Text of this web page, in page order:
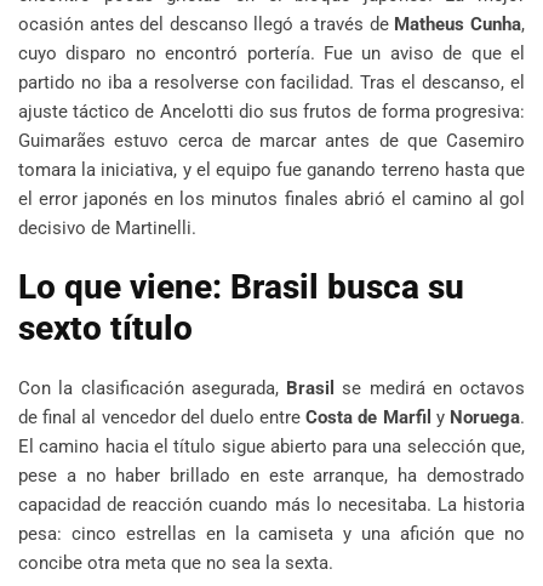
ocasión antes del descanso llegó a través de Matheus Cunha,
cuyo disparo no encontró portería. Fue un aviso de que el
partido no iba a resolverse con facilidad. Tras el descanso, el
ajuste táctico de Ancelotti dio sus frutos de forma progresiva:
Guimarães estuvo cerca de marcar antes de que Casemiro
tomara la iniciativa, y el equipo fue ganando terreno hasta que
el error japonés en los minutos finales abrió el camino al gol
decisivo de Martinelli.
Lo que viene: Brasil busca su
sexto título
Con la clasificación asegurada, Brasil
se medirá en octavos
de final al vencedor del duelo entreCosta de Marfil y Noruega.
El camino hacia el título sigue abierto para una selección que,
pese a no haber brillado en este arranque, ha demostrado
capacidad de reacción cuando más lo necesitaba. La historia
pesa: cinco estrellas en la camiseta y una afición que no
concibe otra meta que no sea la sexta.